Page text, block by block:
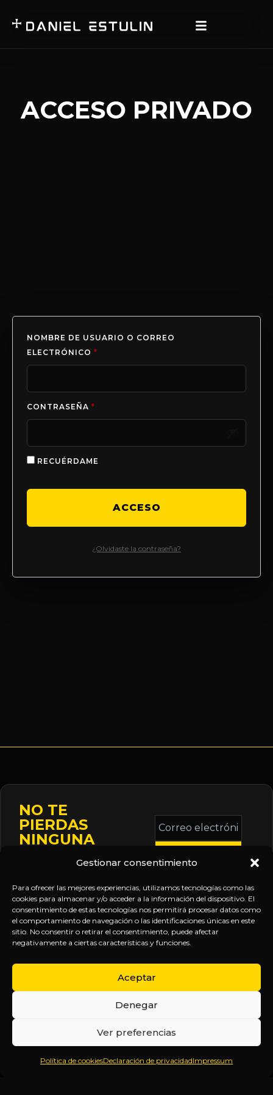
Gestionar consentimiento
Para ofrecer las mejores experiencias, utilizamos tecnologías como las
cookies para almacenar y/o acceder a la información del dispositivo. El
consentimiento de estas tecnologías nos permitirá procesar datos como
el comportamiento de navegación o las identificaciones únicas en este
sitio. No consentir o retirar el consentimiento, puede afectar
negativamente a ciertas características y funciones.
Aceptar
Denegar
Ver preferencias
Política de cookiesDeclaración de privacidadImpressum
ACCESO PRIVADO
NOMBRE DE USUARIO O CORREO
ELECTRÓNICO *
CONTRASEÑA *
RECUÉRDAME
ACCESO
¿Olvidaste la contraseña?
NO TE
PIERDAS
NINGUNA
Mantente informado
sobre la agenda de
eventos, nuevas
publicaciones y
actualizaciones de tu
suscripción.
Correo
electrónico
*
Inicio
Sobre
Política
de
SÍGUENOS